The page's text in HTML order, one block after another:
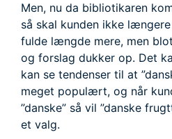
Men, nu da bibliotikaren
så skal kunden ikke
fulde længde mere, men
og forslag dukker op. Det
kan se tendenser til at
meget populært, og når
”danske” så vil ”danske
et valg.